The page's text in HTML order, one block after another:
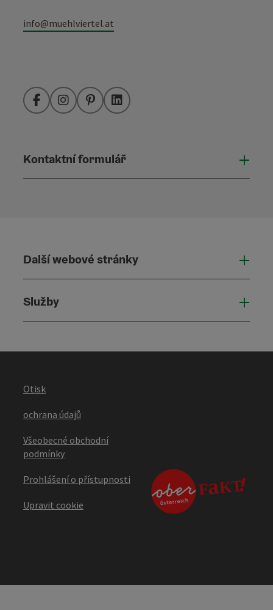
info@muehlviertel.at
FacebookInstagramPinterestLinkedIn
Kontaktní formulář
Další webové stránky
Služby
Otisk
ochrana údajů
Všeobecné obchodní
podmínky
Prohlášení o přístupnosti
Upravit cookie